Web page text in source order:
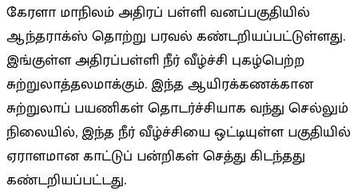
கேரளா மாநிலம் அதிரப் பள்ளி வனப்பகுதியில்
ஆந்தராக்ஸ் தொற்று பரவல் கண்டறியப்பட்டுள்ளது.
இங்குள்ள அதிரப்பள்ளி நீர் வீழ்ச்சி புகழ்பெற்ற
சுற்றுலாத்தலமாக்கும். இந்த ஆயிரக்கணக்கான
சுற்றுலாப் பயணிகள் தொடர்ச்சியாக வந்து செல்லும்
நிலையில், இந்த நீர் வீழ்ச்சியை ஒட்டியுள்ள பகுதியில்
ஏராளமான காட்டுப் பன்றிகள் செத்து கிடந்தது
கண்டறியப்பட்டது.